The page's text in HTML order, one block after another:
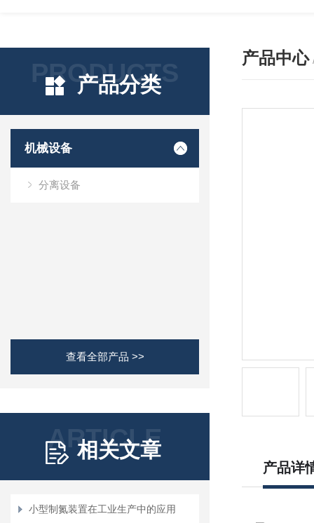
PRODUCTS
产品分类
机械设备
分离设备
查看全部产品 >>
ARTICLE
相关文章
小型制氮装置在工业生产中的应用
产品中心
产品详